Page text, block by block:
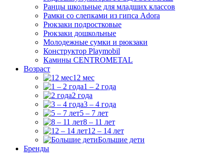
Ранцы школьные для младших классов
Рамки со слепками из гипса Adora
Рюкзаки подростковые
Рюкзаки дошкольные
Молодежные сумки и рюкзаки
Конструктор Playmobil
Камины CENTROMETAL
Возраст
12 мес
1 – 2 года
2 года
3 – 4 года
5 – 7 лет
8 – 11 лет
12 – 14 лет
Большие дети
Бренды